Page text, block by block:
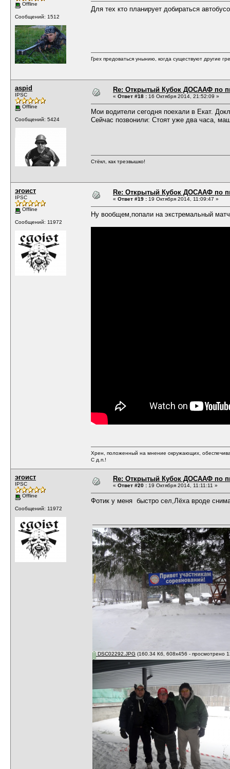
Offline
Сообщений: 1512
Для тех кто планирует добираться
Грех предоваться унынию, когда существуют другие
aspid
IPSC
Offline
Сообщений: 5424
Re: Открытый Кубок ДОСААФ по
« Ответ #18 : 16 Октября 2014, 21:52:09 »
Мои водители сегодня поехали в Екат.
Сейчас позвонили: Стоят уже два часа,
Стёкл, как трезвышко!
эгоист
IPSC
Offline
Сообщений: 11972
Re: Открытый Кубок ДОСААФ по
« Ответ #19 : 19 Октября 2014, 11:09:47 »
Ну вообщем,попали на экстремальный
Хрен, положенный на мнение окружающих,
С д.п.!
эгоист
IPSC
Offline
Сообщений: 11972
Re: Открытый Кубок ДОСААФ по
« Ответ #20 : 19 Октября 2014, 11:11:11 »
Фотик у меня быстро сел,Лёха вроде
DSC02292.JPG (160.34 Кб, 608x456 - просмотрено